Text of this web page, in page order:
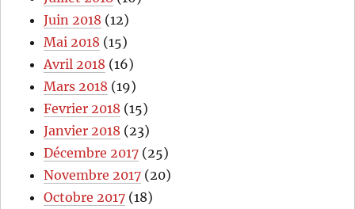
Juin 2018 (12)
Mai 2018 (15)
Avril 2018 (16)
Mars 2018 (19)
Fevrier 2018 (15)
Janvier 2018 (23)
Décembre 2017 (25)
Novembre 2017 (20)
Octobre 2017 (18)